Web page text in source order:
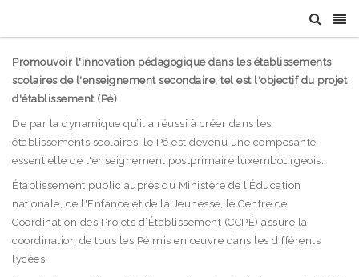
Promouvoir l'innovation pédagogique dans les établissements
scolaires de l'enseignement secondaire, tel est l'objectif du projet
d'établissement (Pé)
De par la dynamique qu’il a réussi à créer dans les
établissements scolaires, le Pé est devenu une composante
essentielle de l'enseignement postprimaire luxembourgeois.
Établissement public auprès du Ministère de l’Éducation
nationale, de l'Enfance et de la Jeunesse, le Centre de
Coordination des Projets d’Établissement (CCPÉ) assure la
coordination de tous les Pé mis en œuvre dans les différents
lycées.